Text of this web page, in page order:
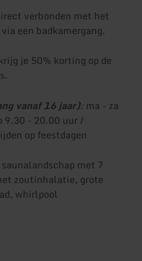
verbonden met het
een badkamergang.
je 50% korting op de
vanaf 16 jaar): ma - za
9.30 - 20.00 uur /
op feestdagen
met 7
zoutinhalatie, grote
whirlpool